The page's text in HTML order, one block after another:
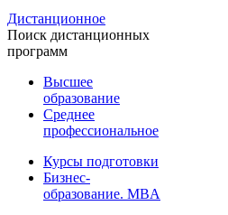
Дистанционное
Поиск дистанционных
программ
Высшее
образование
Среднее
профессиональное
Курсы подготовки
Бизнес-
образование. MBA